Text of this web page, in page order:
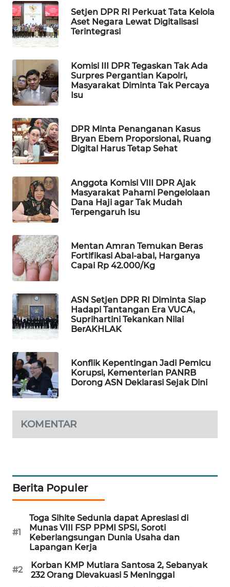
Setjen DPR RI Perkuat Tata Kelola
Aset Negara Lewat Digitalisasi
Terintegrasi
Komisi III DPR Tegaskan Tak Ada
Surpres Pergantian Kapolri,
Masyarakat Diminta Tak Percaya
Isu
DPR Minta Penanganan Kasus
Bryan Ebem Proporsional, Ruang
Digital Harus Tetap Sehat
Anggota Komisi VIII DPR Ajak
Masyarakat Pahami Pengelolaan
Dana Haji agar Tak Mudah
Terpengaruh Isu
Mentan Amran Temukan Beras
Fortifikasi Abal-abal, Harganya
Capai Rp 42.000/Kg
ASN Setjen DPR RI Diminta Siap
Hadapi Tantangan Era VUCA,
Suprihartini Tekankan Nilai
BerAKHLAK
Konflik Kepentingan Jadi Pemicu
Korupsi, Kementerian PANRB
Dorong ASN Deklarasi Sejak Dini
KOMENTAR
Berita Populer
#1
Toga Sihite Sedunia dapat Apresiasi di
Munas VIII FSP PPMI SPSI, Soroti
Keberlangsungan Dunia Usaha dan
Lapangan Kerja
#2
Korban KMP Mutiara Santosa 2, Sebanyak
232 Orang Dievakuasi 5 Meninggal
WAHANA
INFRASTRUKTUR
WAHANA
KONSUMEN
WAHANA
LISTRIK
WAHANA
TRAVEL
TV
WAHANANEWS
ID
WAHANANEWS
CO ID
NET
WAHANA
SPORT
WAHANA
UMKM
WAHANA
SELEB
WAHANA
WAHANA
OTOMOTIF
WAHANA
HEALTH
WAHANA
DESA
WISATA